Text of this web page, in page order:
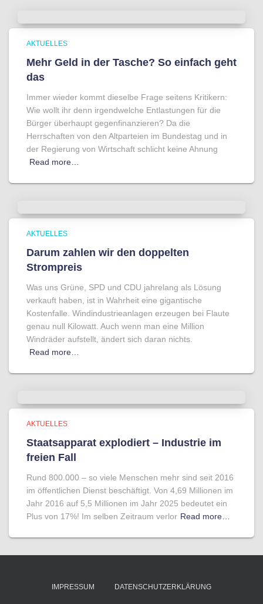
AKTUELLES
Mehr Geld in der Tasche? So einfach geht
das
Immer wieder kommt dieselbe Frage seitens Kritikern:
Wie wollt ihr denn irgendwelche Entlastungen für die
Bürger überhaupt gegenfinanzieren? Da die
Herrschaften von den Altparteien im Bundestag und in
der Regierung von Wirtschaft schlicht keine Ahnung
Read more…
AKTUELLES
Darum zahlen wir den doppelten
Strompreis
Was uns Grüne, SPD und CDU jahrelang als Lösung
verkauft haben, ist in Wahrheit eine gigantische
Kostenfalle. Windindustrieanlagen erzeugen bei Flaute
genau null Kilowatt. Auch wenn man eine Million
Windräder aufstellt, ändert sich daran nichts.
Read more…
AKTUELLES
Staatsapparat explodiert – Industrie im
freien Fall
Rund 800.000 – so viele Menschen mehr sind seit 2016
im öffentlichen Dienst beschäftigt. Von 4,69 Millionen im
Jahr 2016 auf 5,5 Millionen im Jahr 2025 bedeutet ein
Plus von 17%! Im selben Zeitraum verlor Read more…
IMPRESSUM DATENSCHUTZERKLÄRUNG